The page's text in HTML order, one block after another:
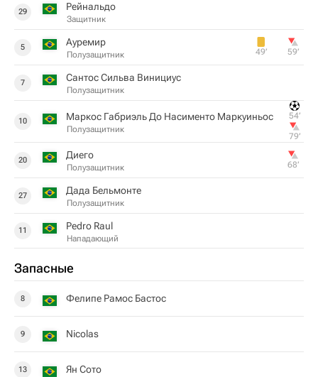
29 Рейнальдо
Защитник
5 Ауремир
Полузащитник 49‎’‎ 59‎’‎
7 Сантос Сильва Винициус
Полузащитник
10 Маркос Габриэль До Насименто Маркуиньос
Полузащитник
54‎’‎
79‎’‎
20 Диего
Полузащитник 68‎’‎
27 Дада Бельмонте
Полузащитник
11 Pedro Raul
Нападающий
Запасные
8 Фелипе Рамос Бастос
9 Nicolas
13 Ян Сото